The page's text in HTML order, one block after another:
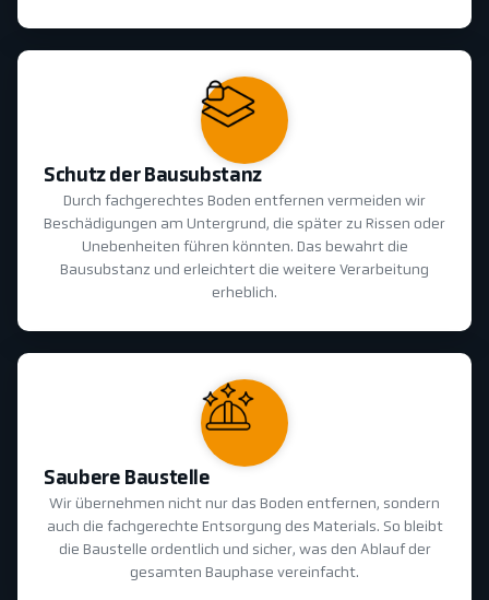
Schutz der Bausubstanz
Durch fachgerechtes Boden entfernen vermeiden wir
Beschädigungen am Untergrund, die später zu Rissen oder
Unebenheiten führen könnten. Das bewahrt die
Bausubstanz und erleichtert die weitere Verarbeitung
erheblich.
Saubere Baustelle
Wir übernehmen nicht nur das Boden entfernen, sondern
auch die fachgerechte Entsorgung des Materials. So bleibt
die Baustelle ordentlich und sicher, was den Ablauf der
gesamten Bauphase vereinfacht.